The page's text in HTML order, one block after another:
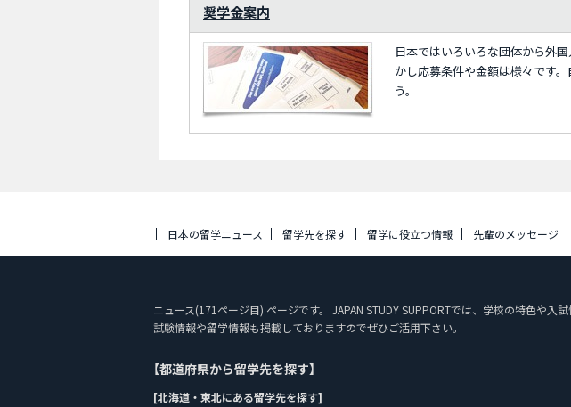
奨学金案内
日本ではいろいろな団体から外
かし応募条件や金額は様々です
う。
日本の留学ニュース 留学先を探す 留学に役立つ情報 先輩のメッセージ
ニュース(171ページ目) ページです。 JAPAN STUDY SUPPORTでは、学校の特色や
試験情報や留学情報も掲載しておりますのでぜひご活用下さい。
【都道府県から留学先を探す】
[北海道・東北にある留学先を探す]